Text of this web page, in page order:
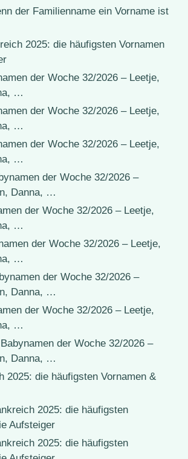
der Familienname ein Vorname ist
2025: die häufigsten Vornamen
der Woche 32/2026 – Leetje,
…
der Woche 32/2026 – Leetje,
…
der Woche 32/2026 – Leetje,
…
der Woche 32/2026 –
Danna, …
der Woche 32/2026 – Leetje,
…
der Woche 32/2026 – Leetje,
…
der Woche 32/2026 –
Danna, …
der Woche 32/2026 – Leetje,
…
Babynamen der Woche 32/2026 –
Danna, …
2025: die häufigsten Vornamen &
2025: die häufigsten
Aufsteiger
2025: die häufigsten